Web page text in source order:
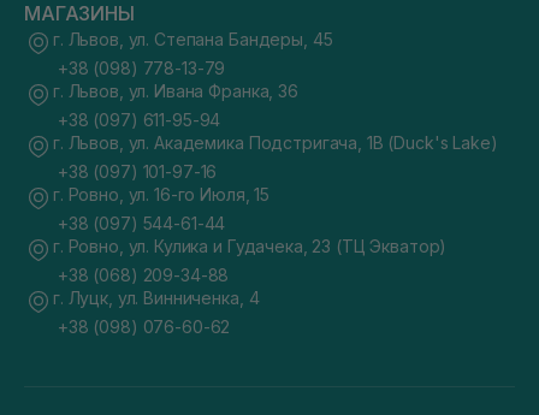
МАГАЗИНЫ
г. Львов, ул. Степана Бандеры, 45
+38 (098) 778-13-79
г. Львов, ул. Ивана Франка, 36
+38 (097) 611-95-94
г. Львов, ул. Академика Подстригача, 1В (Duck's Lake)
+38 (097) 101-97-16
г. Ровно, ул. 16-го Июля, 15
+38 (097) 544-61-44
г. Ровно, ул. Кулика и Гудачека, 23 (ТЦ Экватор)
+38 (068) 209-34-88
г. Луцк, ул. Винниченка, 4
+38 (098) 076-60-62